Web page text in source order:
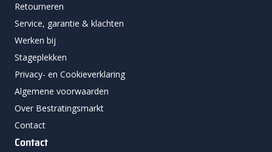
Retourneren
Service, garantie & klachten
Werken bij
Stageplekken
Privacy- en Cookieverklaring
Algemene voorwaarden
Over Bestratingsmarkt
Contact
Contact